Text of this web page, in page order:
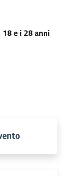
18 e i 28 anni